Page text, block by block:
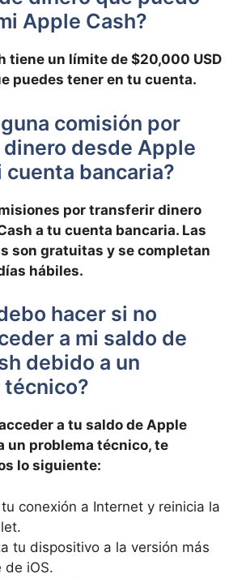
Apple Cash?
tiene un límite de‌ $20,000 USD
puedes ​tener en tu cuenta.
comisión por
desde ⁣Apple‍
cuenta⁣ bancaria?
‍por ⁢transferir dinero⁣
a tu ‌cuenta bancaria. Las
⁣son‌ gratuitas y se completan
hábiles.
hacer si no
a mi saldo ⁣de
⁣debido a‍ un
técnico?
a tu saldo de ⁣Apple
un problema técnico, te
⁤lo siguiente:
conexión a Internet y reinicia⁢ la
tu dispositivo a la versión ‍más
de ⁤iOS.